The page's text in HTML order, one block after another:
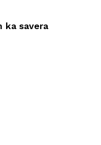
ka savera